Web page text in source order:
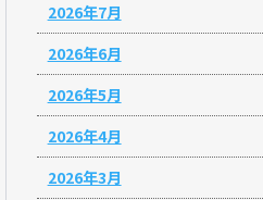
2026年7月
2026年6月
2026年5月
2026年4月
2026年3月